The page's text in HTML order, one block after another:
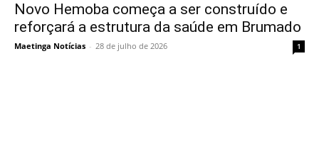
Novo Hemoba começa a ser construído e
reforçará a estrutura da saúde em Brumado
Maetinga Notícias - 28 de julho de 2026 1